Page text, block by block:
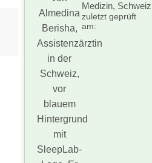
Medizin, Schweiz
zuletzt geprüft
am: